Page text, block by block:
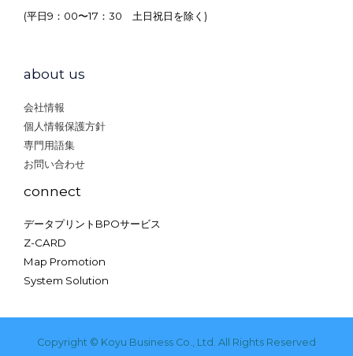
(平日9：00〜17：30 土日祝日を除く)
about us
会社情報
個人情報保護方針
専門用語集
お問い合わせ
connect
データプリントBPOサービス
Z-CARD
Map Promotion
System Solution
Copyright © Koyu Business Co., Ltd. All Rights Reserved